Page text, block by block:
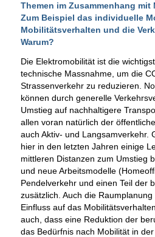
Themen im Zusammenhang
Zum Beispiel das individuelle
Mobilitätsverhalten und die
Warum?
Die Elektromobilität ist die
technische Massnahme, um die
Strassenverkehr zu reduzieren.
können durch generelle
Umstieg auf nachhaltigere
allen voran natürlich der
auch Aktiv- und Langsamverkehr.
hier in den letzten Jahren einige
mittleren Distanzen zum Umstieg
und neue Arbeitsmodelle
Pendelverkehr und einen Teil der
zusätzlich. Auch die
Einfluss auf das
auch, dass eine Reduktion der
das Bedürfnis nach Mobilität in